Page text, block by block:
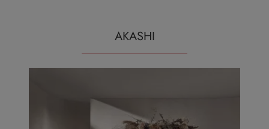
AKASHI